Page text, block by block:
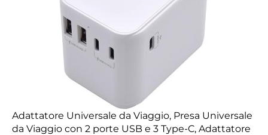
Adattatore Universale da Viaggio, Presa Universale
da Viaggio con 2 porte USB e 3 Type-C, Adattatore